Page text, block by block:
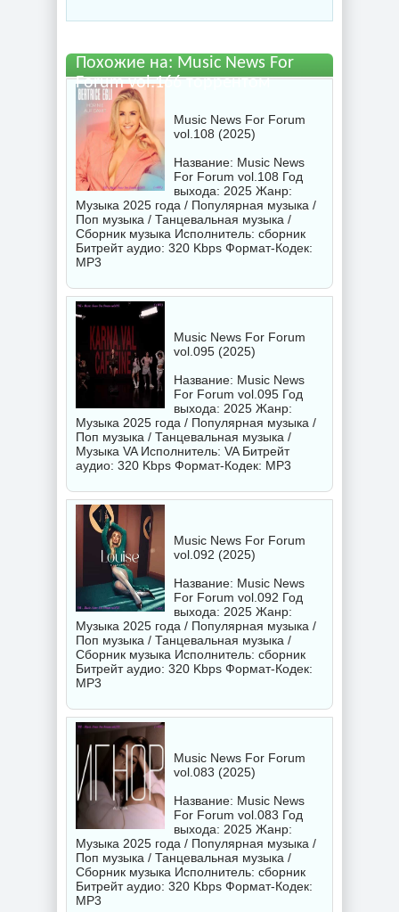
Похожие на: Music News For
Forum vol.166 торрентом
Music News For Forum
vol.108 (2025)
Название: Music News
For Forum vol.108 Год
выхода: 2025 Жанр:
Музыка 2025 года / Популярная музыка /
Поп музыка / Танцевальная музыка /
Сборник музыка Исполнитель: сборник
Битрейт аудио: 320 Kbps Формат-Кодек:
MP3
Music News For Forum
vol.095 (2025)
Название: Music News
For Forum vol.095 Год
выхода: 2025 Жанр:
Музыка 2025 года / Популярная музыка /
Поп музыка / Танцевальная музыка /
Музыка VA Исполнитель: VAБитрейт
аудио: 320 Kbps Формат-Кодек: MP3
Music News For Forum
vol.092 (2025)
Название: Music News
For Forum vol.092 Год
выхода: 2025 Жанр:
Музыка 2025 года / Популярная музыка /
Поп музыка / Танцевальная музыка /
Сборник музыка Исполнитель: сборник
Битрейт аудио: 320 Kbps Формат-Кодек:
MP3
Music News For Forum
vol.083 (2025)
Название: Music News
For Forum vol.083 Год
выхода: 2025 Жанр:
Музыка 2025 года / Популярная музыка /
Поп музыка / Танцевальная музыка /
Сборник музыка Исполнитель: сборник
Битрейт аудио: 320 Kbps Формат-Кодек:
MP3